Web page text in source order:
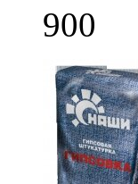
900